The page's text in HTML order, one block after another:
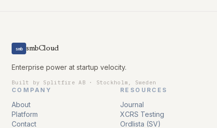
smb smbCloud
Enterprise power at startup velocity.
Built by Splitfire AB · Stockholm, Sweden
COMPANY
About
Platform
Contact
RESOURCES
Journal
XCRS Testing
Ordlista (SV)